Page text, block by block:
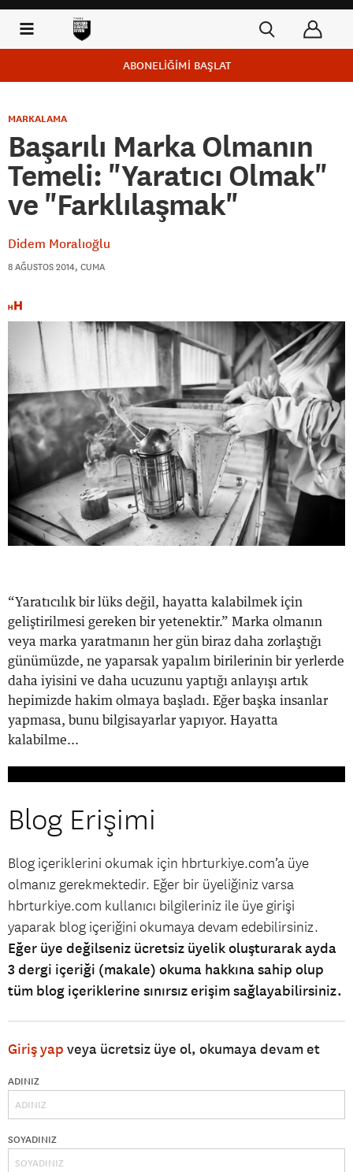
ABONELİĞİMİ BAŞLAT
MARKALAMA
Başarılı Marka Olmanın
Temeli: "Yaratıcı Olmak"
ve "Farklılaşmak"
Didem Moralıoğlu
8 AĞUSTOS 2014, CUMA
“Yaratıcılık bir lüks değil, hayatta kalabilmek için
geliştirilmesi gereken bir yetenektir.” Marka olmanın
veya marka yaratmanın her gün biraz daha zorlaştığı
günümüzde, ne yaparsak yapalım birilerinin bir yerlerde
daha iyisini ve daha ucuzunu yaptığı anlayışı artık
hepimizde hakim olmaya başladı. Eğer başka insanlar
yapmasa, bunu bilgisayarlar yapıyor. Hayatta
kalabilme...
Blog Erişimi
Blog içeriklerini okumak için hbrturkiye.com’a üye
olmanız gerekmektedir. Eğer bir üyeliğiniz varsa
hbrturkiye.com kullanıcı bilgileriniz ile üye girişi
yaparak blog içeriğini okumaya devam edebilirsiniz.
Eğer üye değilseniz ücretsiz üyelik oluşturarak ayda
3 dergi içeriği (makale) okuma hakkına sahip olup
tüm blog içeriklerine sınırsız erişim sağlayabilirsiniz.
Giriş yap veya ücretsiz üye ol, okumaya devam et
ADINIZ
SOYADINIZ